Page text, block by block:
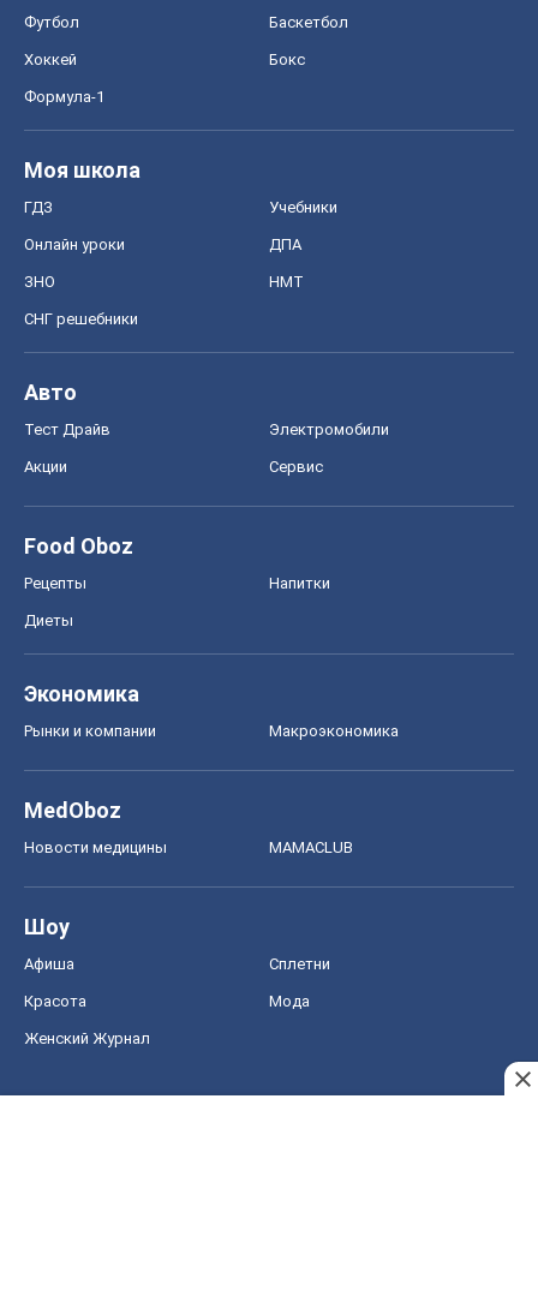
Футбол Баскетбол
Хоккей Бокс
Формула-1
Моя школа
ГДЗ Учебники
Онлайн уроки ДПА
ЗНО НМТ
СНГ решебники
Авто
Тест Драйв Электромобили
Акции Сервис
Food Oboz
Рецепты Напитки
Диеты
Экономика
Рынки и компании Mакроэкономика
MedOboz
Новости медицины MAMACLUB
Шоу
Афиша Сплетни
Красота Мода
Женский Журнал